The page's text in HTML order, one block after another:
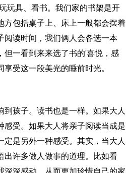
玩具、看书。我们家的书架是开
方包括桌子上、床上一般都会摆着
阅读时间，我们俩人会各选一本
但一看到来来选了书的'喜悦，感
受这一段美光的睡前时光。
孩子。读书也是一样。如果大人
感受。如果大人将亲子阅读当成是
是另外一种感受。其实，当大人
出许多做人做事的道理。比如看
深深感动，从而更加珍惜自己的家